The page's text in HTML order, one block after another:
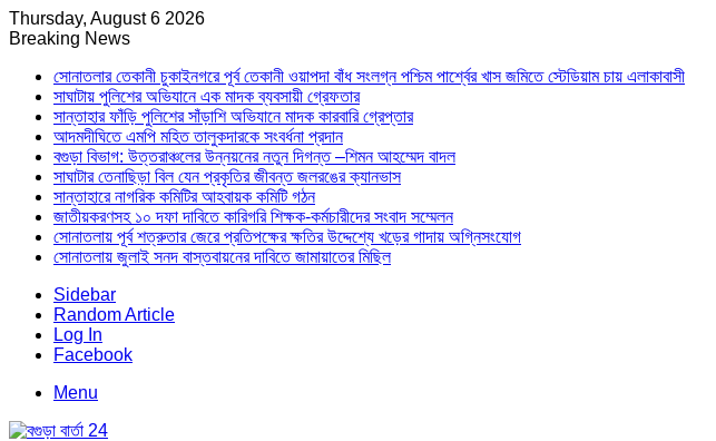
Thursday, August 6 2026
Breaking News
সোনাতলার তেকানী চুকাইনগরে পূর্ব তেকানী ওয়াপদা বাঁধ সংলগ্ন পশ্চিম পার্শ্বের খাস জমিতে স্টেডিয়াম চায় এলাকাবাসী
সাঘাটায় পুলিশের অভিযানে এক মাদক ব্যবসায়ী গ্রেফতার
সান্তাহার ফাঁড়ি পুলিশের সাঁড়াশি অভিযানে মাদক কারবারি গ্রেপ্তার
আদমদীঘিতে এমপি মহিত তালুকদারকে সংবর্ধনা প্রদান
বগুড়া বিভাগ: উত্তরাঞ্চলের উন্নয়নের নতুন দিগন্ত –শিমন আহম্মেদ বাদল
সাঘাটার তেনাছিড়া বিল যেন প্রকৃতির জীবন্ত জলরঙের ক্যানভাস
সান্তাহারে নাগরিক কমিটির আহবায়ক কমিটি গঠন
জাতীয়করণসহ ১০ দফা দাবিতে কারিগরি শিক্ষক-কর্মচারীদের সংবাদ সম্মেলন
সোনাতলায় পূর্ব শত্রুতার জেরে প্রতিপক্ষের ক্ষতির উদ্দেশ্যে খড়ের গাদায় অগ্নিসংযোগ
সোনাতলায় জুলাই সনদ বাস্তবায়নের দাবিতে জামায়াতের মিছিল
Sidebar
Random Article
Log In
Facebook
Menu